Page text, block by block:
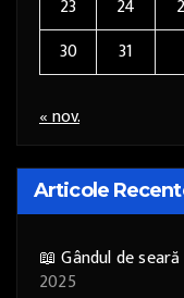
23
24
30
31
« nov.
Articole
📖 Gândul de
2025